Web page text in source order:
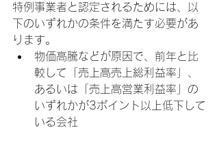
特例事業者と認定されるためには、以
下のいずれかの条件を満たす必要があ
ります。
物価高騰などが原因で、前年と比
較して「売上高売上総利益率」、
あるいは「売上高営業利益率」の
いずれかが3ポイント以上低下して
いる会社